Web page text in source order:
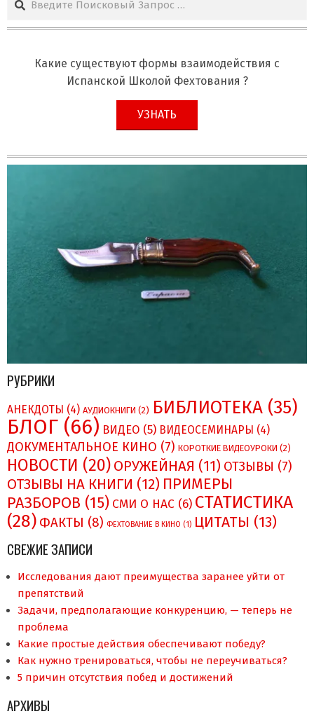
Какие существуют формы взаимодействия с
Испанской Школой Фехтования ?
УЗНАТЬ
РУБРИКИ
АНЕКДОТЫ (4) АУДИОКНИГИ (2) БИБЛИОТЕКА (35)
БЛОГ (66) ВИДЕО (5) ВИДЕОСЕМИНАРЫ (4)
ДОКУМЕНТАЛЬНОЕ КИНО (7) КОРОТКИЕ ВИДЕОУРОКИ (2)
НОВОСТИ (20) ОРУЖЕЙНАЯ (11) ОТЗЫВЫ (7)
ОТЗЫВЫ НА КНИГИ (12) ПРИМЕРЫ
РАЗБОРОВ (15) СМИ О НAC (6) СТАТИСТИКА
(28) ФАКТЫ (8) ФЕХТОВАНИЕ В КИНО (1) ЦИТАТЫ (13)
СВЕЖИЕ ЗАПИСИ
Исследования дают преимущества заранее уйти от
препятствий
Задачи, предполагающие конкуренцию, — теперь не
проблема
Какие простые действия обеспечивают победу?
Как нужно тренироваться, чтобы не переучиваться?
5 причин отсутствия побед и достижений
АРХИВЫ